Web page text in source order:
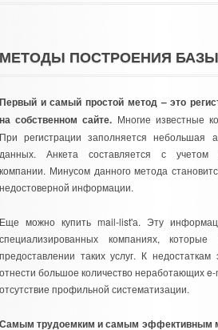
ПОСТРОЕНИЯ
и самый простой метод – это
собственном сайте. Многие известные
регистрации заполняется небольшая
Анкета составляется с учетом
Минусом данного метода
информации.
можно купить mail-list'а. Эту
компаниях,
таких услуг. К
большое количество неработающих
профильной систематизации.
трудоемким и самым эффективным